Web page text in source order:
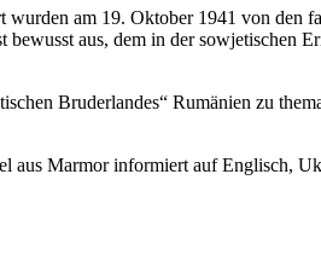
am 19. Oktober 1941 von den
aus, dem in der sowje­ti­schen
Bru­der­lan­des“ Rumä­nien zu
aus Marmor infor­miert auf Eng­lisch,